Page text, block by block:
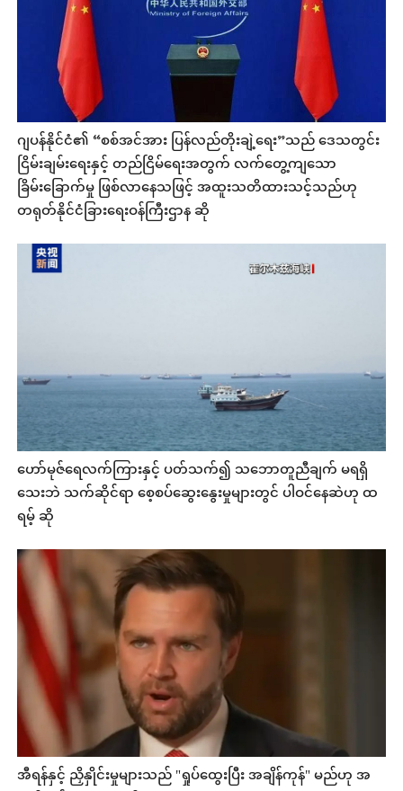
ဂျပန်နိုင်ငံ၏ “စစ်အင်အား ပြန်လည်တိုးချဲ့ရေး”သည် ဒေသတွင်း
ငြိမ်းချမ်းရေးနှင့် တည်ငြိမ်ရေးအတွက် လက်တွေ့ကျသော
ခြိမ်းခြောက်မှု ဖြစ်လာနေသဖြင့် အထူးသတိထားသင့်သည်ဟု
တရုတ်နိုင်ငံခြားရေးဝန်ကြီးဌာန ဆို
ဟော်မုဇ်ရေလက်ကြားနှင့် ပတ်သက်၍ သဘောတူညီချက် မရရှိ
သေးဘဲ သက်ဆိုင်ရာ စေ့စပ်ဆွေးနွေးမှုများတွင် ပါဝင်နေဆဲဟု ထ
ရမ့် ဆို
အီရန်နှင့် ညှိနှိုင်းမှုများသည် "ရှုပ်ထွေးပြီး အချိန်ကုန်" မည်ဟု အ